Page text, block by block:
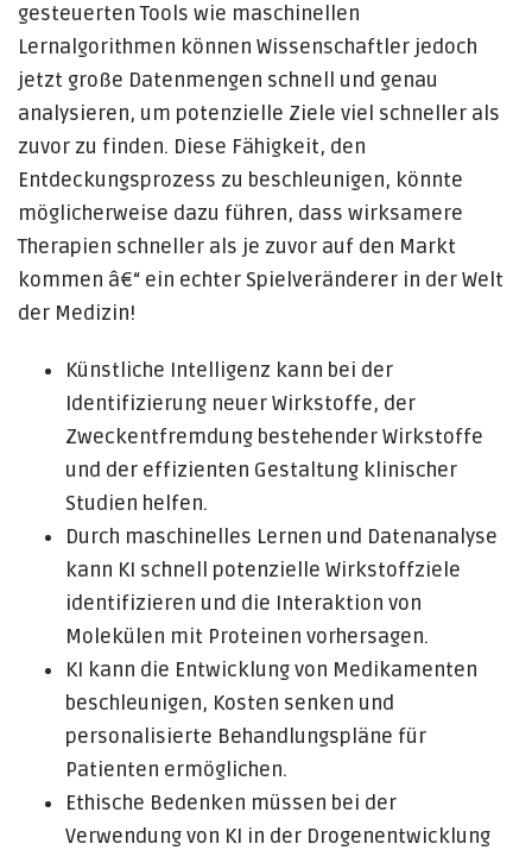
gesteuerten Tools wie maschinellen
Lernalgorithmen können Wissenschaftler jedoch
jetzt große Datenmengen schnell und genau
analysieren, um potenzielle Ziele viel schneller als
zuvor zu finden. Diese Fähigkeit, den
Entdeckungsprozess zu beschleunigen, könnte
möglicherweise dazu führen, dass wirksamere
Therapien schneller als je zuvor auf den Markt
kommen â€“ ein echter Spielveränderer in der Welt
der Medizin!
Künstliche Intelligenz kann bei der
Identifizierung neuer Wirkstoffe, der
Zweckentfremdung bestehender Wirkstoffe
und der effizienten Gestaltung klinischer
Studien helfen.
Durch maschinelles Lernen und Datenanalyse
kann KI schnell potenzielle Wirkstoffziele
identifizieren und die Interaktion von
Molekülen mit Proteinen vorhersagen.
KI kann die Entwicklung von Medikamenten
beschleunigen, Kosten senken und
personalisierte Behandlungspläne für
Patienten ermöglichen.
Ethische Bedenken müssen bei der
Verwendung von KI in der Drogenentwicklung